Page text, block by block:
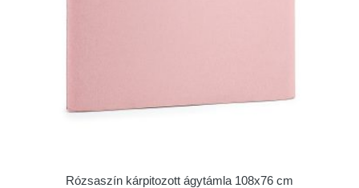
Rózsaszín kárpitozott ágytámla 108x76 cm